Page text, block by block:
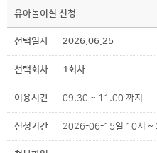
유아놀이실 신청
선택일자 2026.06.25
선택회차 1회차
이용시간 09:30 ~ 11:00 까지
신청기간 2026-06-15일 10시 ~